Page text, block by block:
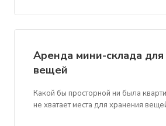
Аренда мини-склада для
вещей
Какой бы просторной ни была
не хватает места для хранения